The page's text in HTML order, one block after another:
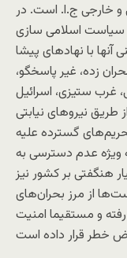
خارجی ج.ا. است. در
سیاست اسلامی سازی
آنها با نهادهای پیشا
زده، غیر پاسخگو،
غرب ستیزی، اسرائیل
نیروهای نیابتی
گسترده علیه
ویژه عدم دسترسی به
هنگفتی بر کشور نیز
از مرز بحران‌های
و مستقیما امنیت